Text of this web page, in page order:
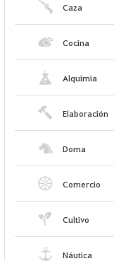
Caza
Cocina
Alquimia
Elaboración
Doma
Comercio
Cultivo
Náutica